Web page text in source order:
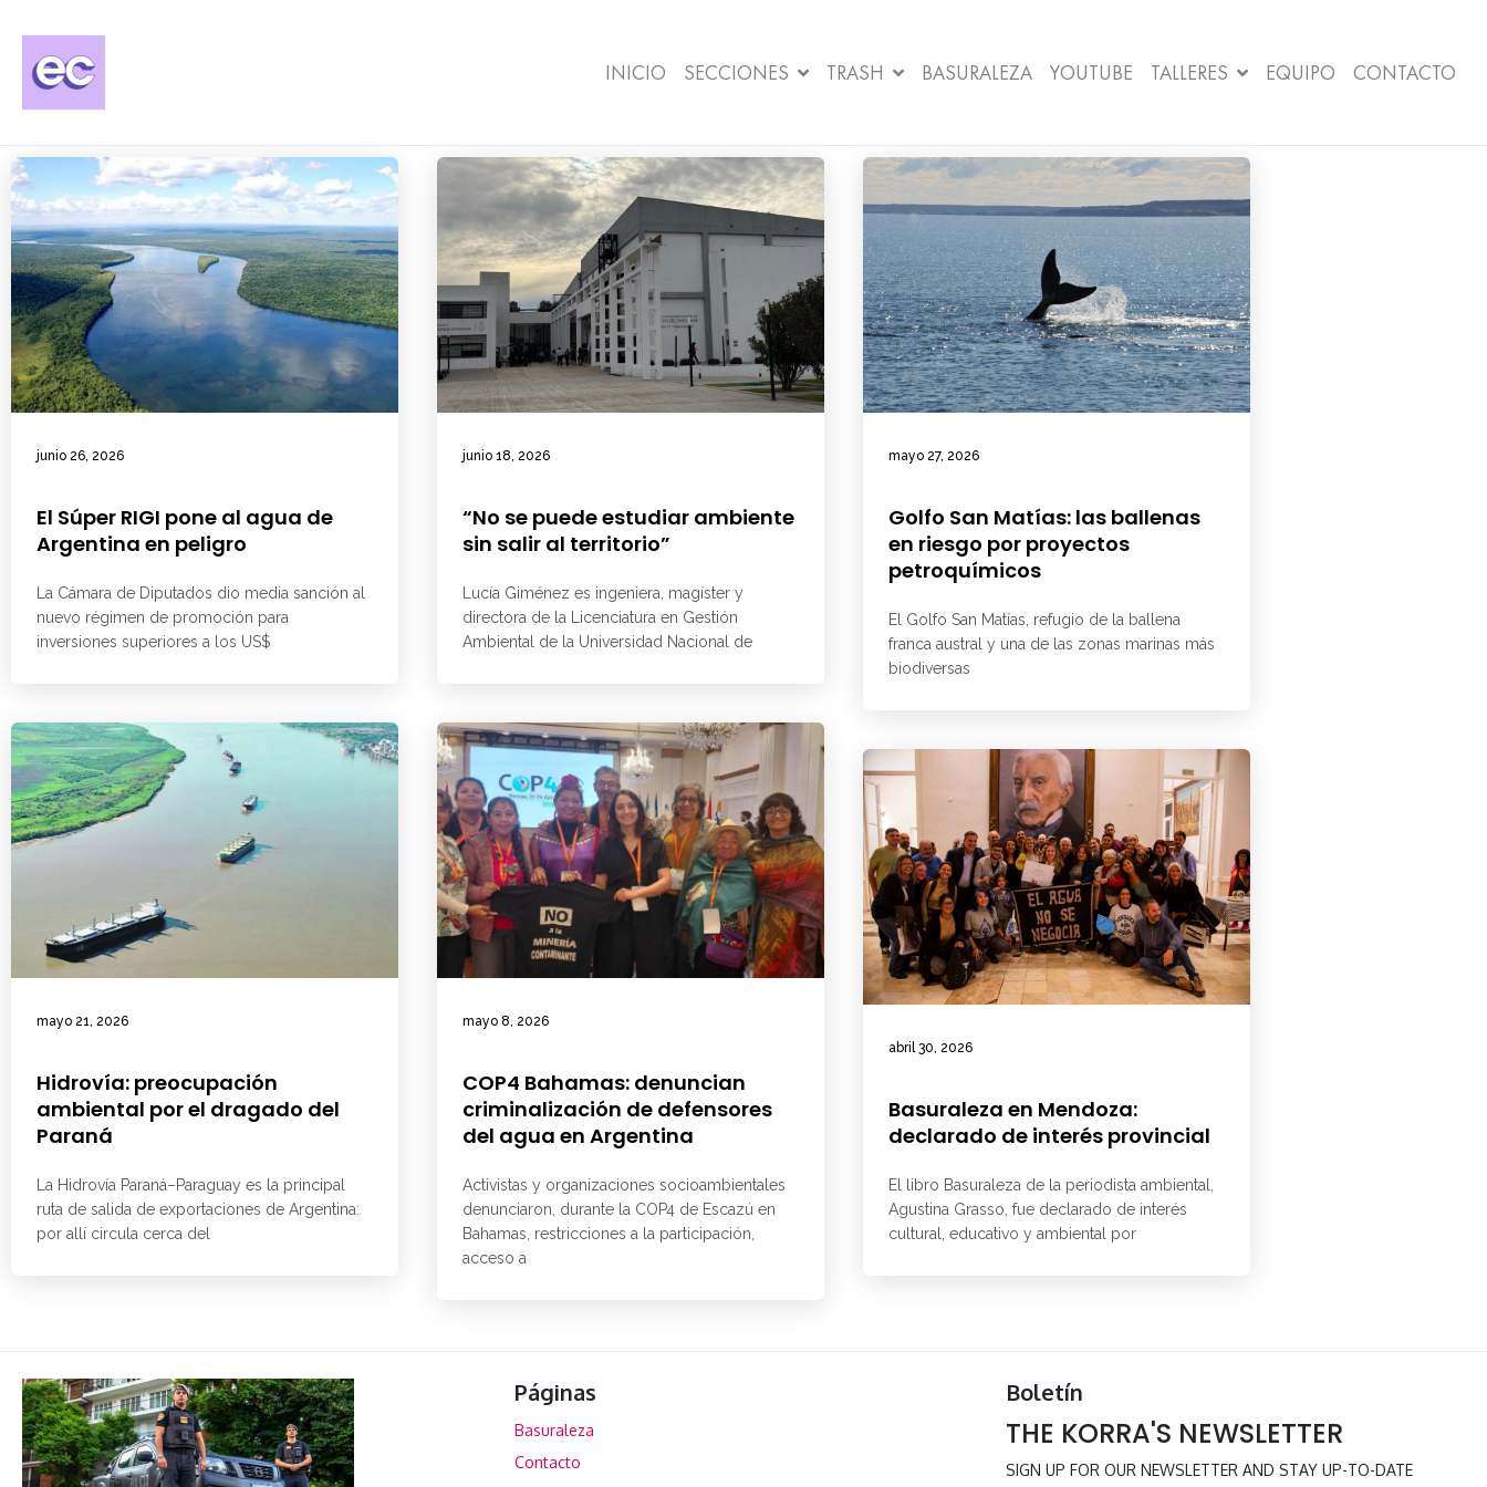
INICIO SECCIONES TRASH BASURALEZA YOUTUBE TALLERES EQUIPO CONTACTO
junio 26, 2026
El Súper RIGI pone al agua de
Argentina en peligro
La Cámara de Diputados dio media sanción al
nuevo régimen de promoción para
inversiones superiores a los US$
junio 18, 2026
“No se puede estudiar ambiente
sin salir al territorio”
Lucía Giménez es ingeniera, magíster y
directora de la Licenciatura en Gestión
Ambiental de la Universidad Nacional de
mayo 27, 2026
Golfo San Matías: las ballenas
en riesgo por proyectos
petroquímicos
El Golfo San Matías, refugio de la ballena
franca austral y una de las zonas marinas más
biodiversas
mayo 21, 2026
Hidrovía: preocupación
ambiental por el dragado del
Paraná
La Hidrovía Paraná–Paraguay es la principal
ruta de salida de exportaciones de Argentina:
por allí circula cerca del
mayo 8, 2026
COP4 Bahamas: denuncian
criminalización de defensores
del agua en Argentina
Activistas y organizaciones socioambientales
denunciaron, durante la COP4 de Escazú en
Bahamas, restricciones a la participación,
acceso a
abril 30, 2026
Basuraleza en Mendoza:
declarado de interés provincial
El libro Basuraleza de la periodista ambiental,
Agustina Grasso, fue declarado de interés
cultural, educativo y ambiental por
Páginas
Basuraleza
Contacto
Boletín
THE KORRA'S NEWSLETTER
SIGN UP FOR OUR NEWSLETTER AND STAY UP-TO-DATE